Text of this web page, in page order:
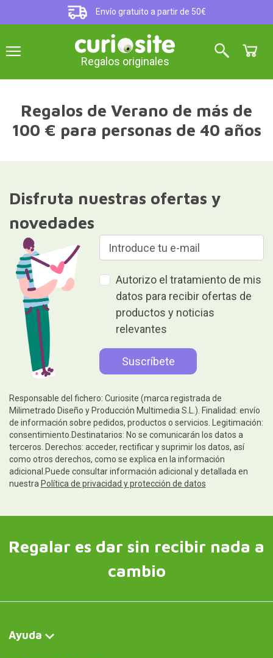
Envío gratuito a partir de 50€
Regalos originales
Regalos de Verano de más de
100 € para personas de 40 años
Disfruta nuestras ofertas y
novedades
Autorizo el tratamiento de mis
datos para recibir ofertas de
productos y noticias
relevantes
Responsable del fichero: Curiosite (marca registrada de
Milimetrado Diseño y Producción Multimedia S.L.). Finalidad: envío
de información sobre pedidos, productos o servicios. Legitimación:
consentimiento.Destinatarios: No se comunicarán los datos a
terceros. Derechos: acceder, rectificar y suprimir los datos, así
como otros derechos, como se explica en la información
adicional.Puede consultar información adicional y detallada en
nuestra Política de privacidad y protección de datos
Regalar es dar sin recibir nada a
cambio
Ayuda